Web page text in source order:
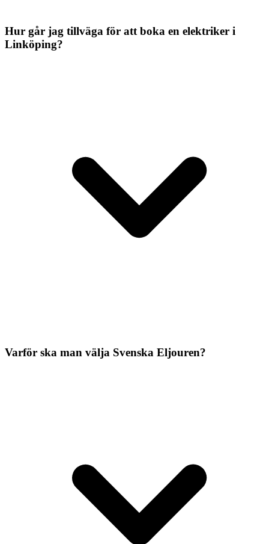
Hur går jag tillväga för att boka en elektriker i
Linköping?
Varför ska man välja Svenska Eljouren?